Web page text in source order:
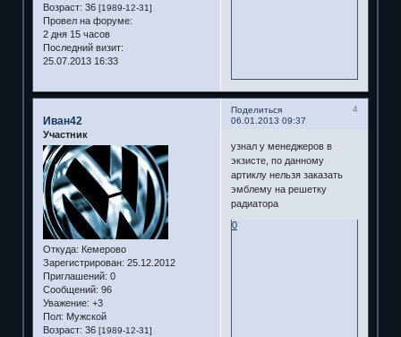
Возраст: 36 [1989-12-31]
Провел на форуме:
2 дня 15 часов
Последний визит:
25.07.2013 16:33
Поделиться
4
06.01.2013 09:37
Иван42
Участник
Откуда: Кемерово
Зарегистрирован: 25.12.2012
Приглашений: 0
Сообщений: 96
Уважение: +3
Пол: Мужской
Возраст: 36 [1989-12-31]
узнал у менеджеров в
экзисте, по данному
артиклу нельзя заказать
эмблему на решетку
радиатора
0